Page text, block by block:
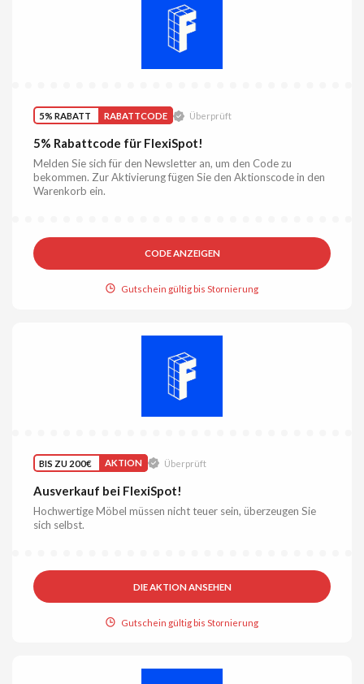
5% RABATT RABATTCODE Überprüft
5% Rabattcode für FlexiSpot!
Melden Sie sich für den Newsletter an, um den Code zu
bekommen. Zur Aktivierung fügen Sie den Aktionscode in den
Warenkorb ein.
CODE ANZEIGEN
Gutschein gültig bis Stornierung
BIS ZU 200€ AKTION Überprüft
Ausverkauf bei FlexiSpot!
Hochwertige Möbel müssen nicht teuer sein, überzeugen Sie
sich selbst.
DIE AKTION ANSEHEN
Gutschein gültig bis Stornierung